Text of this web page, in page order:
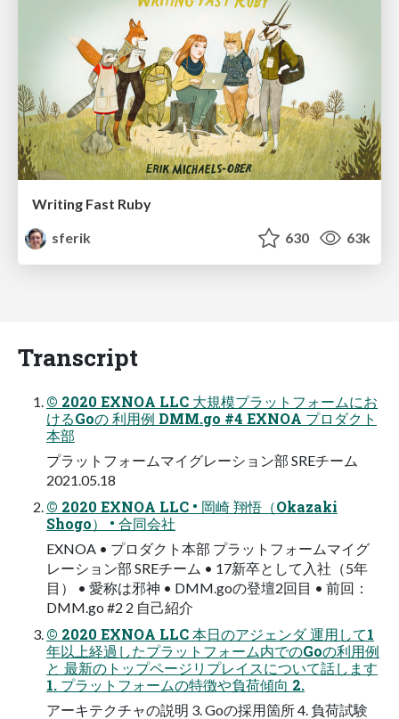
Writing Fast Ruby
sferik
630 63k
Transcript
© 2020 EXNOA LLC 大規模プラットフォームにお
けるGoの 利用例 DMM.go #4 EXNOA プロダクト
本部
プラットフォームマイグレーション部 SREチーム
2021.05.18
© 2020 EXNOA LLC • 岡崎 翔悟（Okazaki
Shogo） • 合同会社
EXNOA • プロダクト本部 プラットフォームマイグ
レーション部 SREチーム • 17新卒として入社（5年
目） • 愛称は邪神 • DMM.goの登壇2回目 • 前回：
DMM.go #2 2 自己紹介
© 2020 EXNOA LLC 本日のアジェンダ 運用して1
年以上経過したプラットフォーム内でのGoの利用例
と 最新のトップページリプレイスについて話します
1. プラットフォームの特徴や負荷傾向 2.
アーキテクチャの説明 3. Goの採用箇所 4. 負荷試験